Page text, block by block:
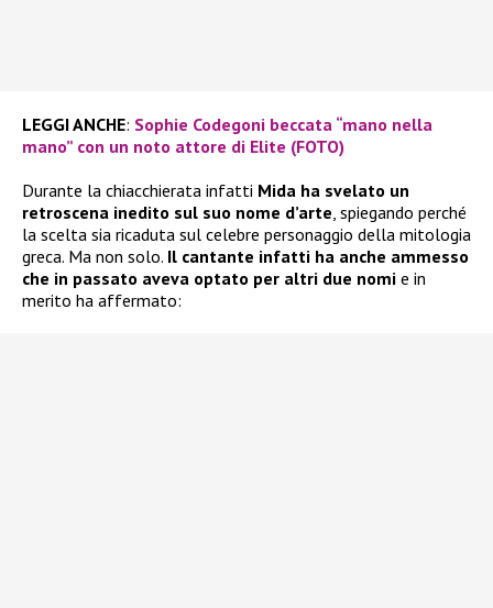
LEGGI ANCHE: Sophie Codegoni beccata “mano nella
mano” con un noto attore di Elite (FOTO)
Durante la chiacchierata infatti Mida ha svelato un
retroscena inedito sul suo nome d’arte, spiegando perché
la scelta sia ricaduta sul celebre personaggio della mitologia
greca. Ma non solo. Il cantante infatti ha anche ammesso
che in passato aveva optato per altri due nomi e in
merito ha affermato: